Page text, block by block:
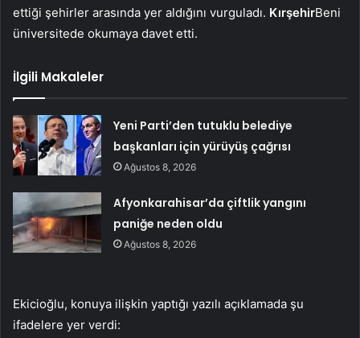
ettiği şehirler arasında yer aldığını vurguladı. KırşehirBeni
üniversitede okumaya davet etti.
İlgili Makaleler
Yeni Parti’den tutuklu belediye
başkanları için yürüyüş çağrısı
Ağustos 8, 2026
Afyonkarahisar’da çiftlik yangını
paniğe neden oldu
Ağustos 8, 2026
Ekicioğlu, konuya ilişkin yaptığı yazılı açıklamada şu
ifadelere yer verdi: